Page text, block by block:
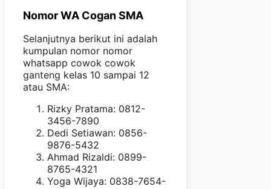
Nomor WA Cogan SMA
Selanjutnya berikut ini adalah
kumpulan nomor nomor
whatsapp cowok cowok
ganteng kelas 10 sampai 12
atau SMA:
Rizky Pratama: 0812-
3456-7890
Dedi Setiawan: 0856-
9876-5432
Ahmad Rizaldi: 0899-
8765-4321
Yoga Wijaya: 0838-7654-